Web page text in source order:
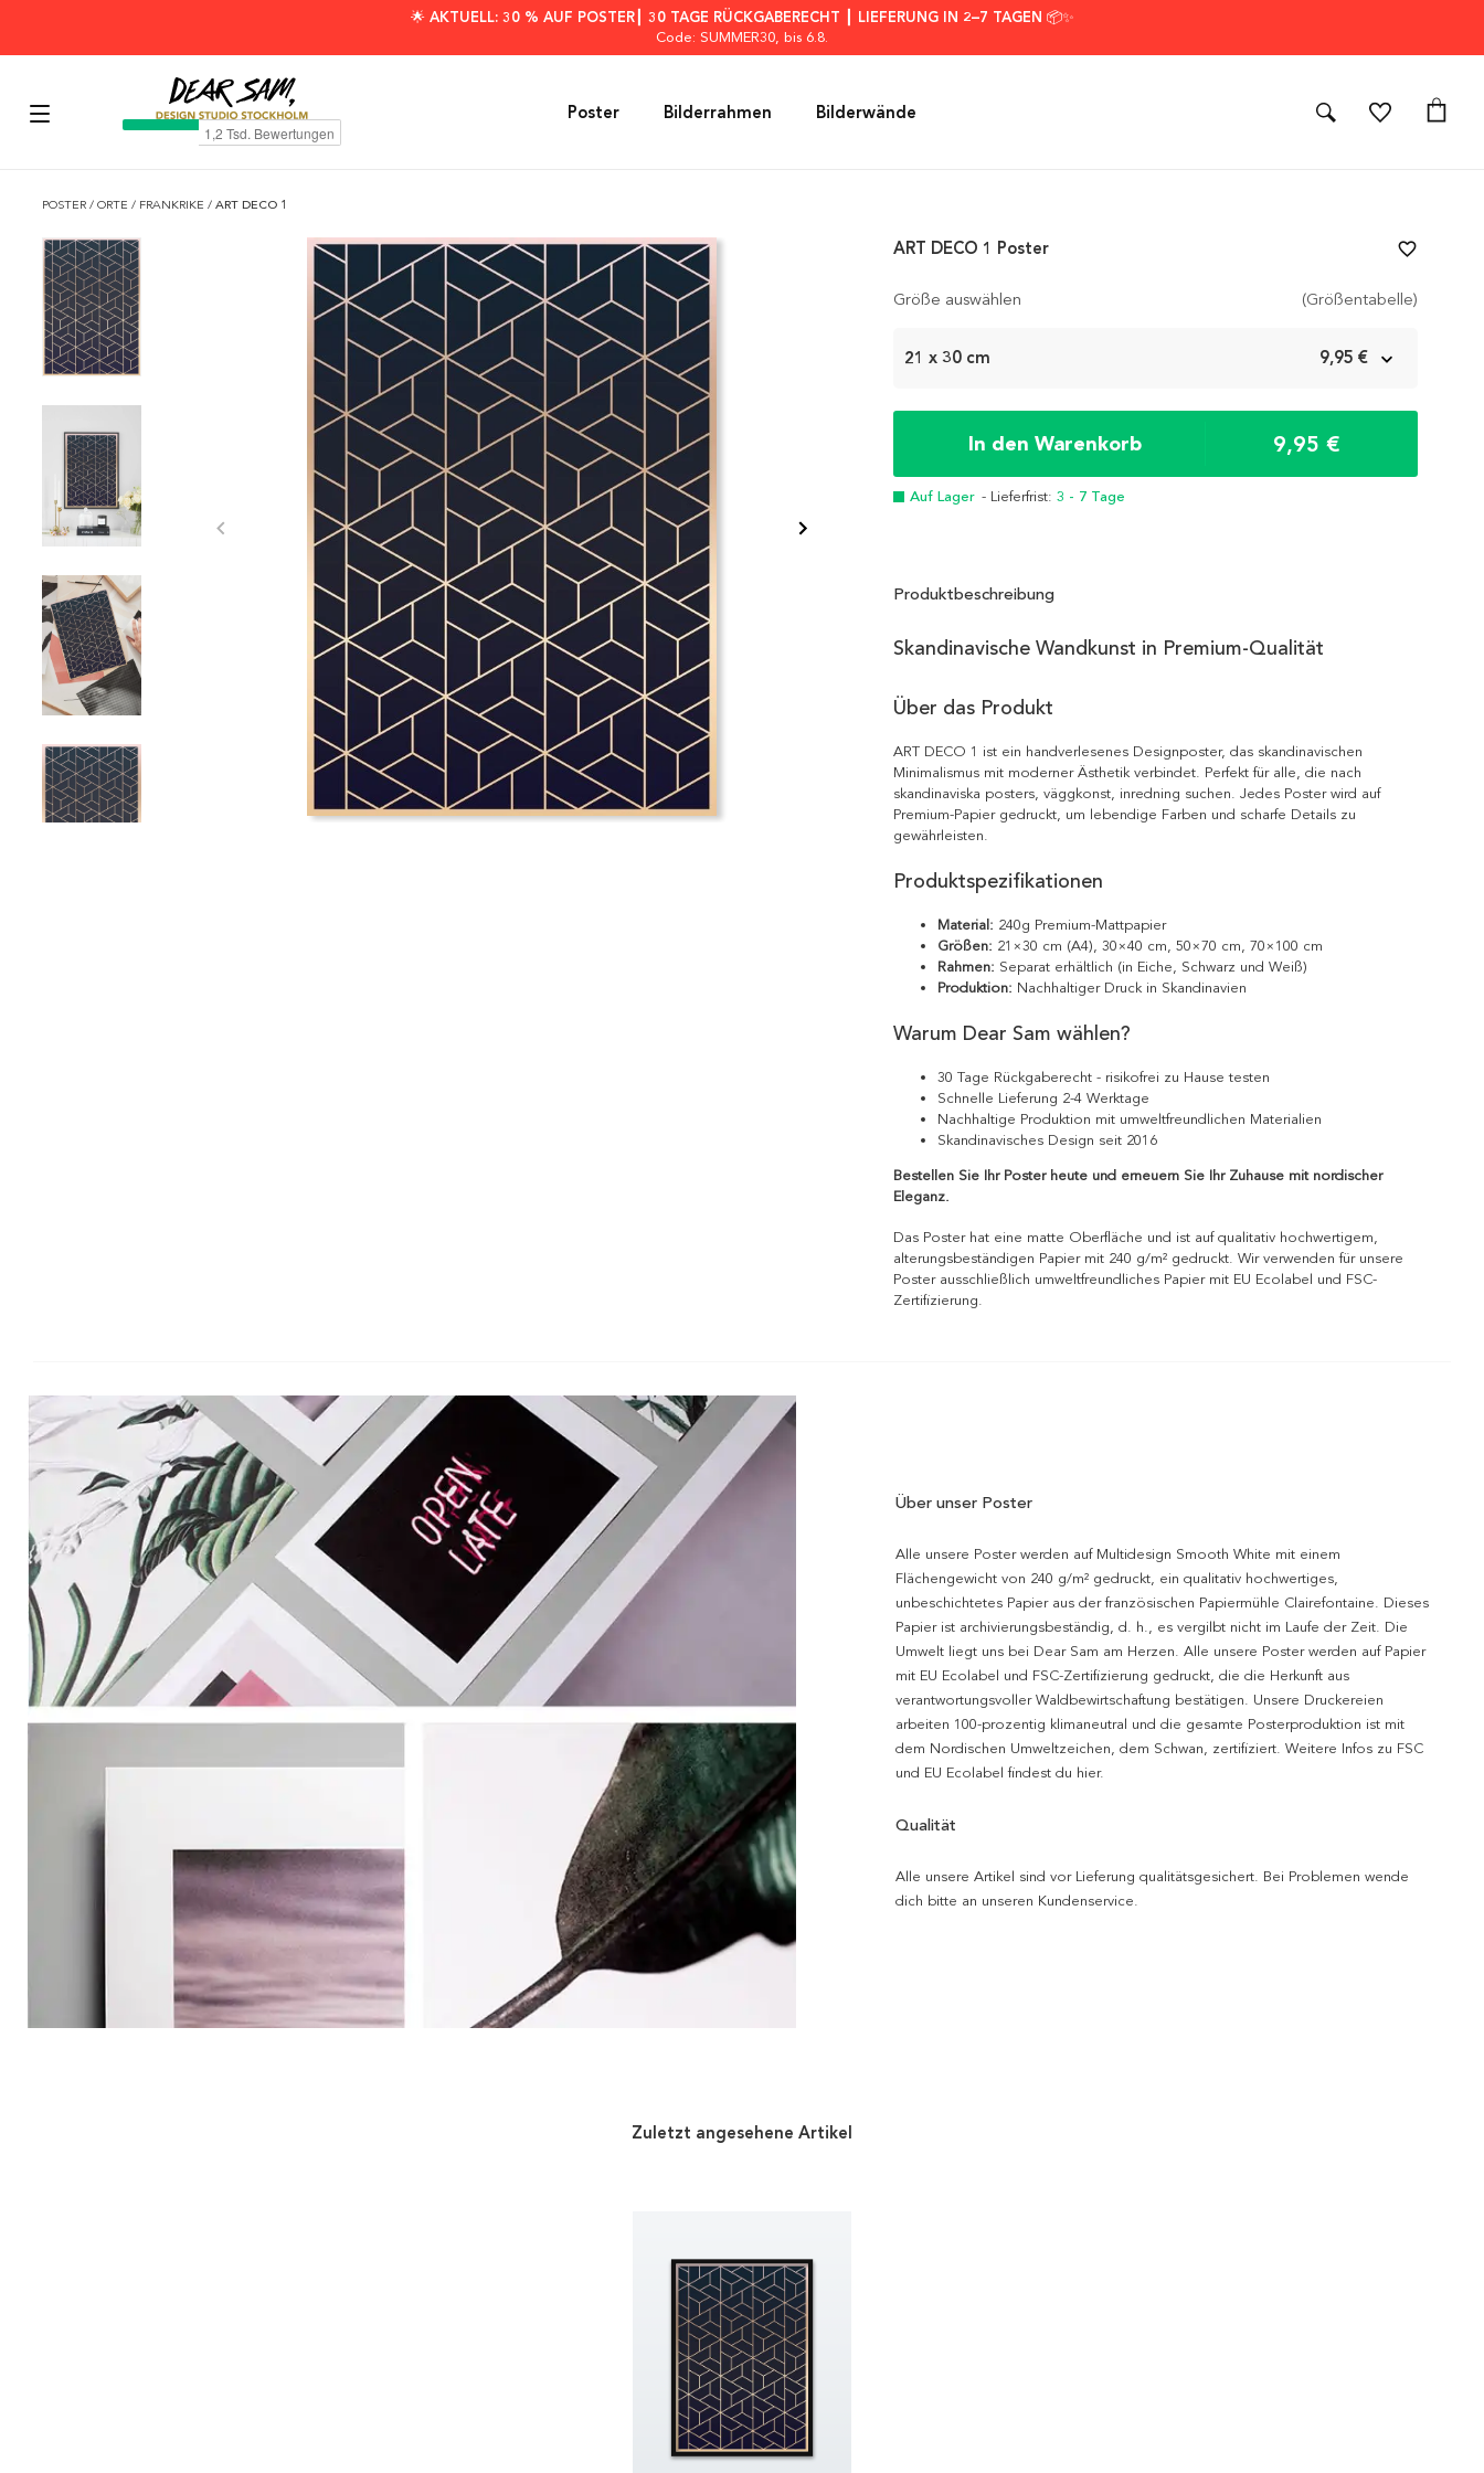
🌟 AKTUELL: 30 % AUF POSTER┃ 30 TAGE RÜCKGABERECHT ┃ LIEFERUNG IN 2–7 TAGEN 📦✨
Code: SUMMER30, bis 6.8.
Poster Bilderrahmen Bilderwände
POSTER / ORTE / FRANKRIKE / ART DECO 1
Größe auswählen (Größentabelle)
21 x 30 cm 9,95 €
In den Warenkorb 9,95 €
Auf Lager - Lieferfrist: 3 - 7 Tage
ART DECO 1 Poster favorite_border
Produktbeschreibung
Skandinavische Wandkunst in Premium-Qualität
Über das Produkt
ART DECO 1 ist ein handverlesenes Designposter, das skandinavischen
Minimalismus mit moderner Ästhetik verbindet. Perfekt für alle, die nach
skandinaviska posters, väggkonst, inredning suchen. Jedes Poster wird auf
Premium-Papier gedruckt, um lebendige Farben und scharfe Details zu
gewährleisten.
Produktspezifikationen
Material: 240g Premium-Mattpapier
Größen: 21×30 cm (A4), 30×40 cm, 50×70 cm, 70×100 cm
Rahmen: Separat erhältlich (in Eiche, Schwarz und Weiß)
Produktion: Nachhaltiger Druck in Skandinavien
Warum Dear Sam wählen?
30 Tage Rückgaberecht - risikofrei zu Hause testen
Schnelle Lieferung 2-4 Werktage
Nachhaltige Produktion mit umweltfreundlichen Materialien
Skandinavisches Design seit 2016
Bestellen Sie Ihr Poster heute und erneuern Sie Ihr Zuhause mit nordischer
Eleganz.
Das Poster hat eine matte Oberfläche und ist auf qualitativ hochwertigem,
alterungsbeständigen Papier mit 240 g/m² gedruckt. Wir verwenden für unsere
Poster ausschließlich umweltfreundliches Papier mit EU Ecolabel und FSC-
Zertifizierung.
Über unser Poster
Alle unsere Poster werden auf Multidesign Smooth White mit einem
Flächengewicht von 240 g/m² gedruckt, ein qualitativ hochwertiges,
unbeschichtetes Papier aus der französischen Papiermühle Clairefontaine. Dieses
Papier ist archivierungsbeständig, d. h., es vergilbt nicht im Laufe der Zeit. Die
Umwelt liegt uns bei Dear Sam am Herzen. Alle unsere Poster werden auf Papier
mit EU Ecolabel und FSC-Zertifizierung gedruckt, die die Herkunft aus
verantwortungsvoller Waldbewirtschaftung bestätigen. Unsere Druckereien
arbeiten 100-prozentig klimaneutral und die gesamte Posterproduktion ist mit
dem Nordischen Umweltzeichen, dem Schwan, zertifiziert. Weitere Infos zu FSC
und EU Ecolabel findest du hier.
Qualität
Alle unsere Artikel sind vor Lieferung qualitätsgesichert. Bei Problemen wende
dich bitte an unseren Kundenservice.
Zuletzt angesehene Artikel